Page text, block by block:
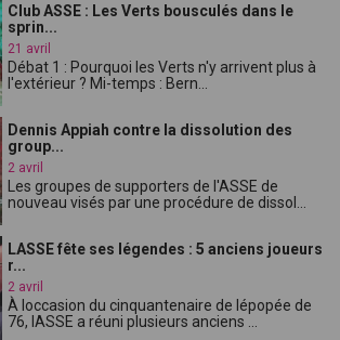
Club ASSE : Les Verts bousculés dans le
sprin...
21 avril
Débat 1 : Pourquoi les Verts n'y arrivent plus à
l'extérieur ? Mi-temps : Bern...
Dennis Appiah contre la dissolution des
group...
2 avril
Les groupes de supporters de l'ASSE de
nouveau visés par une procédure de dissol...
LASSE fête ses légendes : 5 anciens joueurs
r...
2 avril
À loccasion du cinquantenaire de lépopée de
76, lASSE a réuni plusieurs anciens ...